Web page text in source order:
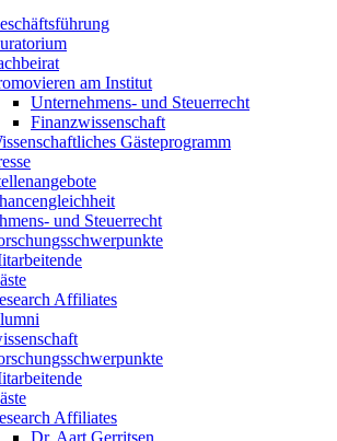
am Institut
Unternehmens- und Steuerrecht
Finanzwissenschaft
Gästeprogramm
und Steuerrecht
Affiliates
Affiliates
Dr. Aart Gerritsen